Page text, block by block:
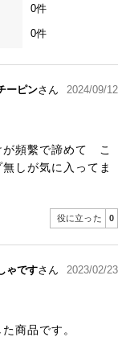
0件
0件
ーピンさん 2024/09/12
が頻繫で諦めて こ
しが気に入ってま
役に立った 0
ゃですさん 2023/02/23
商品です。